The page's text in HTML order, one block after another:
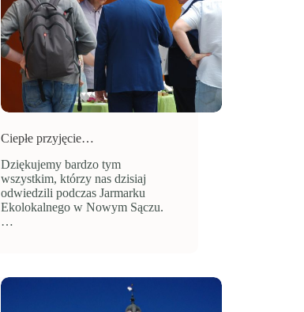
Ciepłe przyjęcie…
Dziękujemy bardzo tym
wszystkim, którzy nas dzisiaj
odwiedzili podczas Jarmarku
Ekolokalnego w Nowym Sączu.
…